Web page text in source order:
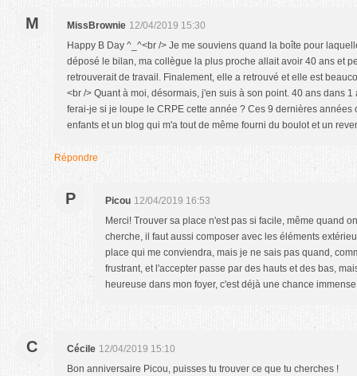
M MissBrownie 12/04/2019 15:30
Happy B Day ^_^<br /> Je me souviens quand la boîte pour
déposé le bilan, ma collègue la plus proche allait avoir 40 ans et
retrouverait de travail. Finalement, elle a retrouvé et elle est
<br /> Quant à moi, désormais, j'en suis à son point. 40 ans dans
ferai-je si je loupe le CRPE cette année ? Ces 9 dernières années
enfants et un blog qui m'a tout de même fourni du boulot et un
Répondre
P Picou 12/04/2019 16:53
Merci! Trouver sa place n'est pas si facile, même quand
cherche, il faut aussi composer avec les éléments
place qui me conviendra, mais je ne sais pas quand,
frustrant, et l'accepter passe par des hauts et des bas,
heureuse dans mon foyer, c'est déjà une chance
C Cécile 12/04/2019 15:10
Bon anniversaire Picou, puisses tu trouver ce que tu cherches !